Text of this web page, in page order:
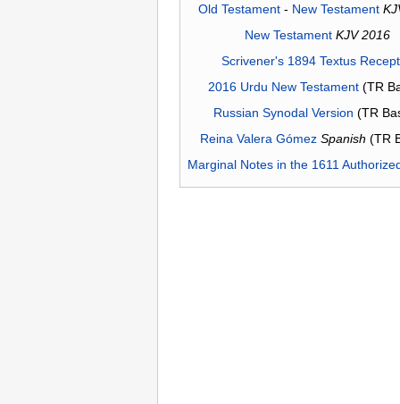
Old Testament- New Testament
New Testament KJV 2016
Scrivener's 1894 Textus
2016 Urdu New Testament(TR
Russian Synodal Version (TR
Reina Valera Gómez Spanish (TR
Marginal Notes in the 1611